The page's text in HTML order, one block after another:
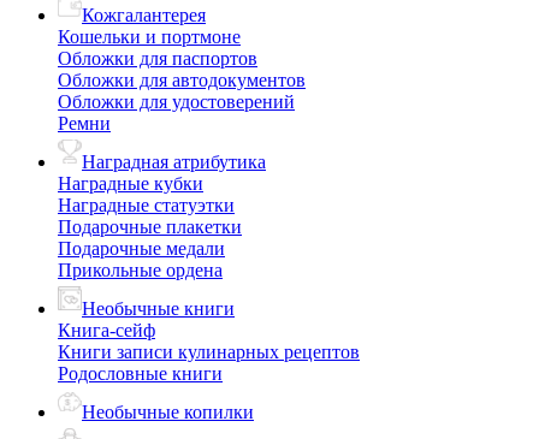
Кожгалантерея
Кошельки и портмоне
Обложки для паспортов
Обложки для автодокументов
Обложки для удостоверений
Ремни
Наградная атрибутика
Наградные кубки
Наградные статуэтки
Подарочные плакетки
Подарочные медали
Прикольные ордена
Необычные книги
Книга-сейф
Книги записи кулинарных рецептов
Родословные книги
Необычные копилки